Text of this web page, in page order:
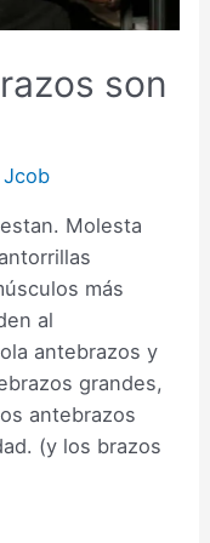
son
Jcob
Molesta
más
al
antebrazos y
grandes,
antebrazos
(y los brazos